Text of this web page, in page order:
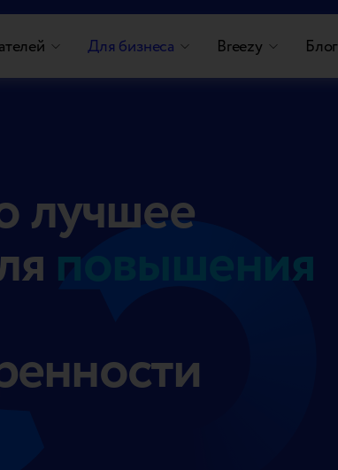
Для бизнеса Breezy Блог
лучшее
повышения